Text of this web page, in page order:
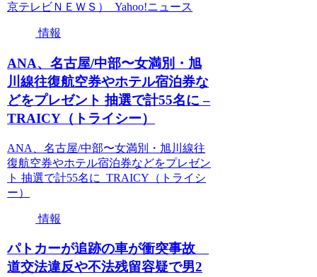
京テレビＮＥＷＳ） Yahoo!ニュース
情報
ANA、名古屋/中部〜女満別・旭
川線往復航空券やホテル宿泊券な
どをプレゼント 抽選で計55名に –
TRAICY（トライシー）
ANA、名古屋/中部〜女満別・旭川線往
復航空券やホテル宿泊券などをプレゼン
ト 抽選で計55名に TRAICY（トライシ
ー）
情報
パトカーが追跡の車が衝突事故
道交法違反や不法残留容疑で男2